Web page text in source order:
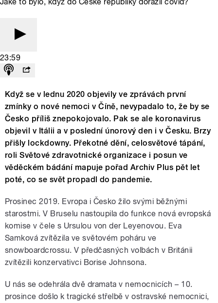
23:59
Když se v lednu 2020 objevily ve zprávách první
zmínky o nové nemoci v Číně, nevypadalo to, že by se
Česko příliš znepokojovalo. Pak se ale koronavirus
objevil v Itálii a v poslední únorový den i v Česku. Brzy
přišly lockdowny. Překotné dění, celosvětové tápání,
roli Světové zdravotnické organizace i posun ve
věděckém bádání mapuje pořad Archiv Plus pět let
poté, co se svět propadl do pandemie.
Prosinec 2019. Evropa i Česko žilo svými běžnými
starostmi. V Bruselu nastoupila do funkce nová evropská
komise v čele s Ursulou von der Leyenovou. Eva
Samková zvítězila ve světovém poháru ve
snowboardcrossu. V předčasných volbách v Británii
zvítězili konzervativci Borise Johnsona.
U nás se odehrála dvě dramata v nemocnicích – 10.
prosince došlo k tragické střelbě v ostravské nemocnici,